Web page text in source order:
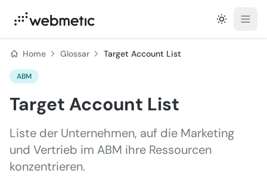
Home Glossar Target Account List
ABM
Target Account List
Liste der Unternehmen, auf die Marketing
und Vertrieb im ABM ihre Ressourcen
konzentrieren.